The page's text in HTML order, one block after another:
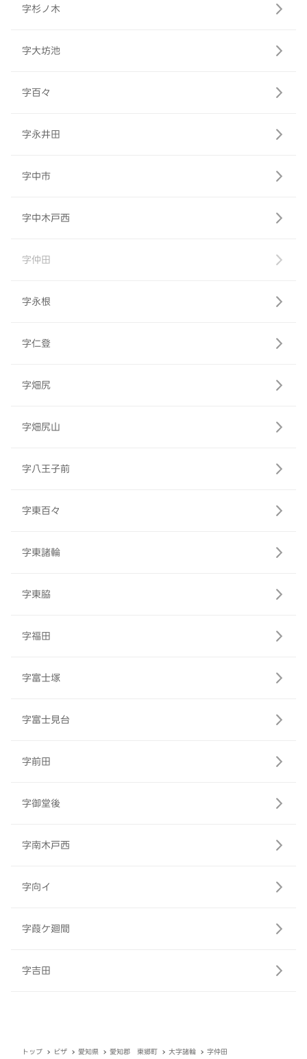
字杉ノ木
字大坊池
字百々
字永井田
字中市
字中木戸西
字仲田
字永根
字仁登
字畑尻
字畑尻山
字八王子前
字東百々
字東諸輪
字東脇
字福田
字富士塚
字富士見台
字前田
字御堂後
字南木戸西
字向イ
字葭ケ廻間
字吉田
トップ ピザ 愛知県 愛知郡 東郷町 大字諸輪 字仲田